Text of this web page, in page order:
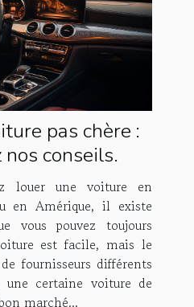
pas chère :
conseils.
louer une voiture en
en Amérique, il existe
vous pouvez toujours
est facile, mais le
fournisseurs différents
une certaine voiture de
marché...